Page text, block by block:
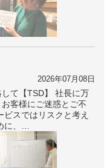
2026年07月08日
て【TSD】 社長に万
客様にご迷惑とご不
スではリスクと考え
に、…